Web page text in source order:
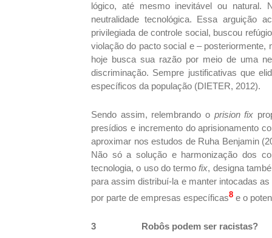
lógico, até mesmo inevitável ou natural.
neutralidade tecnológica. Essa arguição
privilegiada de controle social, buscou
violação do pacto social e –
hoje busca sua razão por meio de uma
discriminação. Sempre justificativas que
específicos da população (DIETER, 2012).
Sendo assim, relembrando o prision fix
presídios e incremento do aprisionamento
aproximar nos estudos de Ruha Benjamin
Não só a solução e harmonização dos
tecnologia, o uso do termofix, designa
para assim distribuí-la e manter intocadas
por parte de empresas específicas8 e o
3 Robôs podem ser racistas?